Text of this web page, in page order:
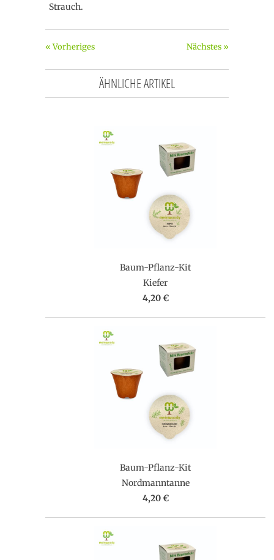
Strauch.
Nächstes »
« Vorheriges
ÄHNLICHE ARTIKEL
Baum-Pflanz-Kit
Kiefer
4,20 €
Baum-Pflanz-Kit
Nordmanntanne
4,20 €